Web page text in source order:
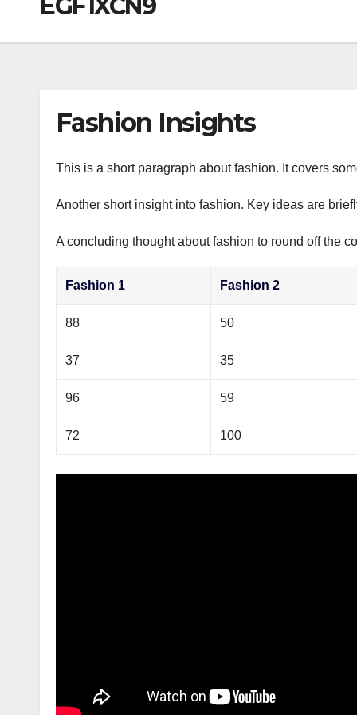
EGF1XCN9
Fashion Insights
This is a short paragraph about fashion. It covers
Another short insight into fashion. Key ideas are
A concluding thought about fashion to round off the
Fashion 1 Fashion 2
88 50
37 35
96 59
72 100
m